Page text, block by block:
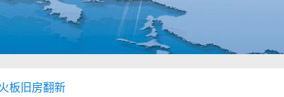
板旧房翻新